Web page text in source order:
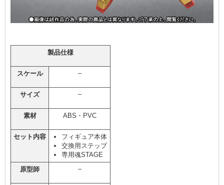
製品仕様
スケール –
サイズ –
素材 ABS・PVC
セット内容
フィギュア本体
交換用ステップ
専用魂STAGE
原型師
–